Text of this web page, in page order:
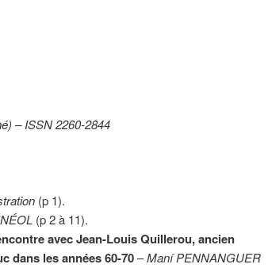
– ISSN 2260-2844
(p 1).
(p 2 à 11).
avec Jean-Louis Quillerou, ancien
dans les années 60-70–Maní PENNANGUER